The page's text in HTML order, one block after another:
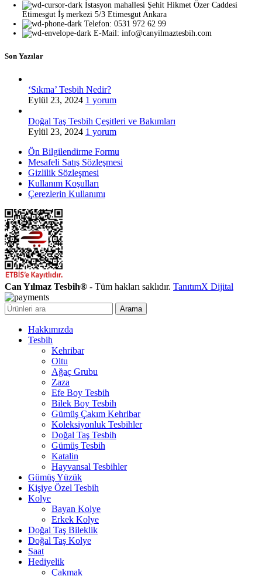
İstasyon mahallesi Şehit Hikmet Özer Caddesi
Etimesgut İş merkezi 5/3 Etimesgut Ankara
Telefon: 0531 972 62 99
E-Mail: info@canyilmaztesbih.com
Son Yazılar
‘Sıkma’ Tesbih Nedir?
Eylül 23, 2024 1 yorum
Doğal Taş Tesbih Çeşitleri ve Bakımları
Eylül 23, 2024 1 yorum
Ön Bilgilendirme Formu
Mesafeli Satış Sözleşmesi
Gizlilik Sözleşmesi
Kullanım Koşulları
Çerezlerin Kullanımı
Can Yılmaz Tesbih® - Tüm hakları saklıdır. TanıtımX Dijital
Arama
Hakkımızda
Tesbih
Kehribar
Oltu
Ağaç Grubu
Zaza
Efe Boy Tesbih
Bilek Boy Tesbih
Gümüş Çakım Kehribar
Koleksiyonluk Tesbihler
Doğal Taş Tesbih
Gümüş Tesbih
Katalin
Hayvansal Tesbihler
Gümüş Yüzük
Kişiye Özel Tesbih
Kolye
Bayan Kolye
Erkek Kolye
Doğal Taş Bileklik
Doğal Taş Kolye
Saat
Hediyelik
Çakmak